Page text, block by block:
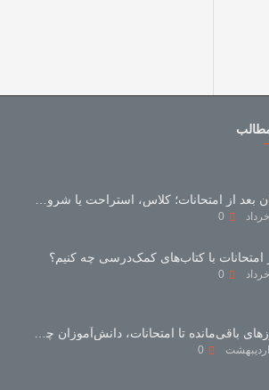
خرداد 0
امتحانات با کتاب‌های کمک‌درسی چه کنیم؟
خرداد 0
اردیبهشت 0